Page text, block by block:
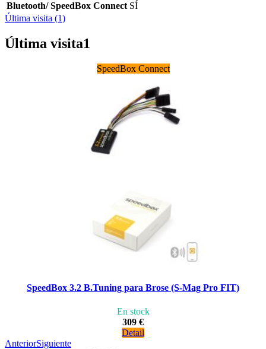
Bluetooth/ SpeedBox Connect SÍ
Última visita (1)
Última visita1
SpeedBox Connect
SpeedBox 3.2 B.Tuning para Brose (S-Mag Pro FIT)
En stock
309 €
Detail
AnteriorSiguiente